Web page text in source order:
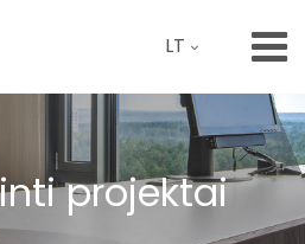
LT
projektai